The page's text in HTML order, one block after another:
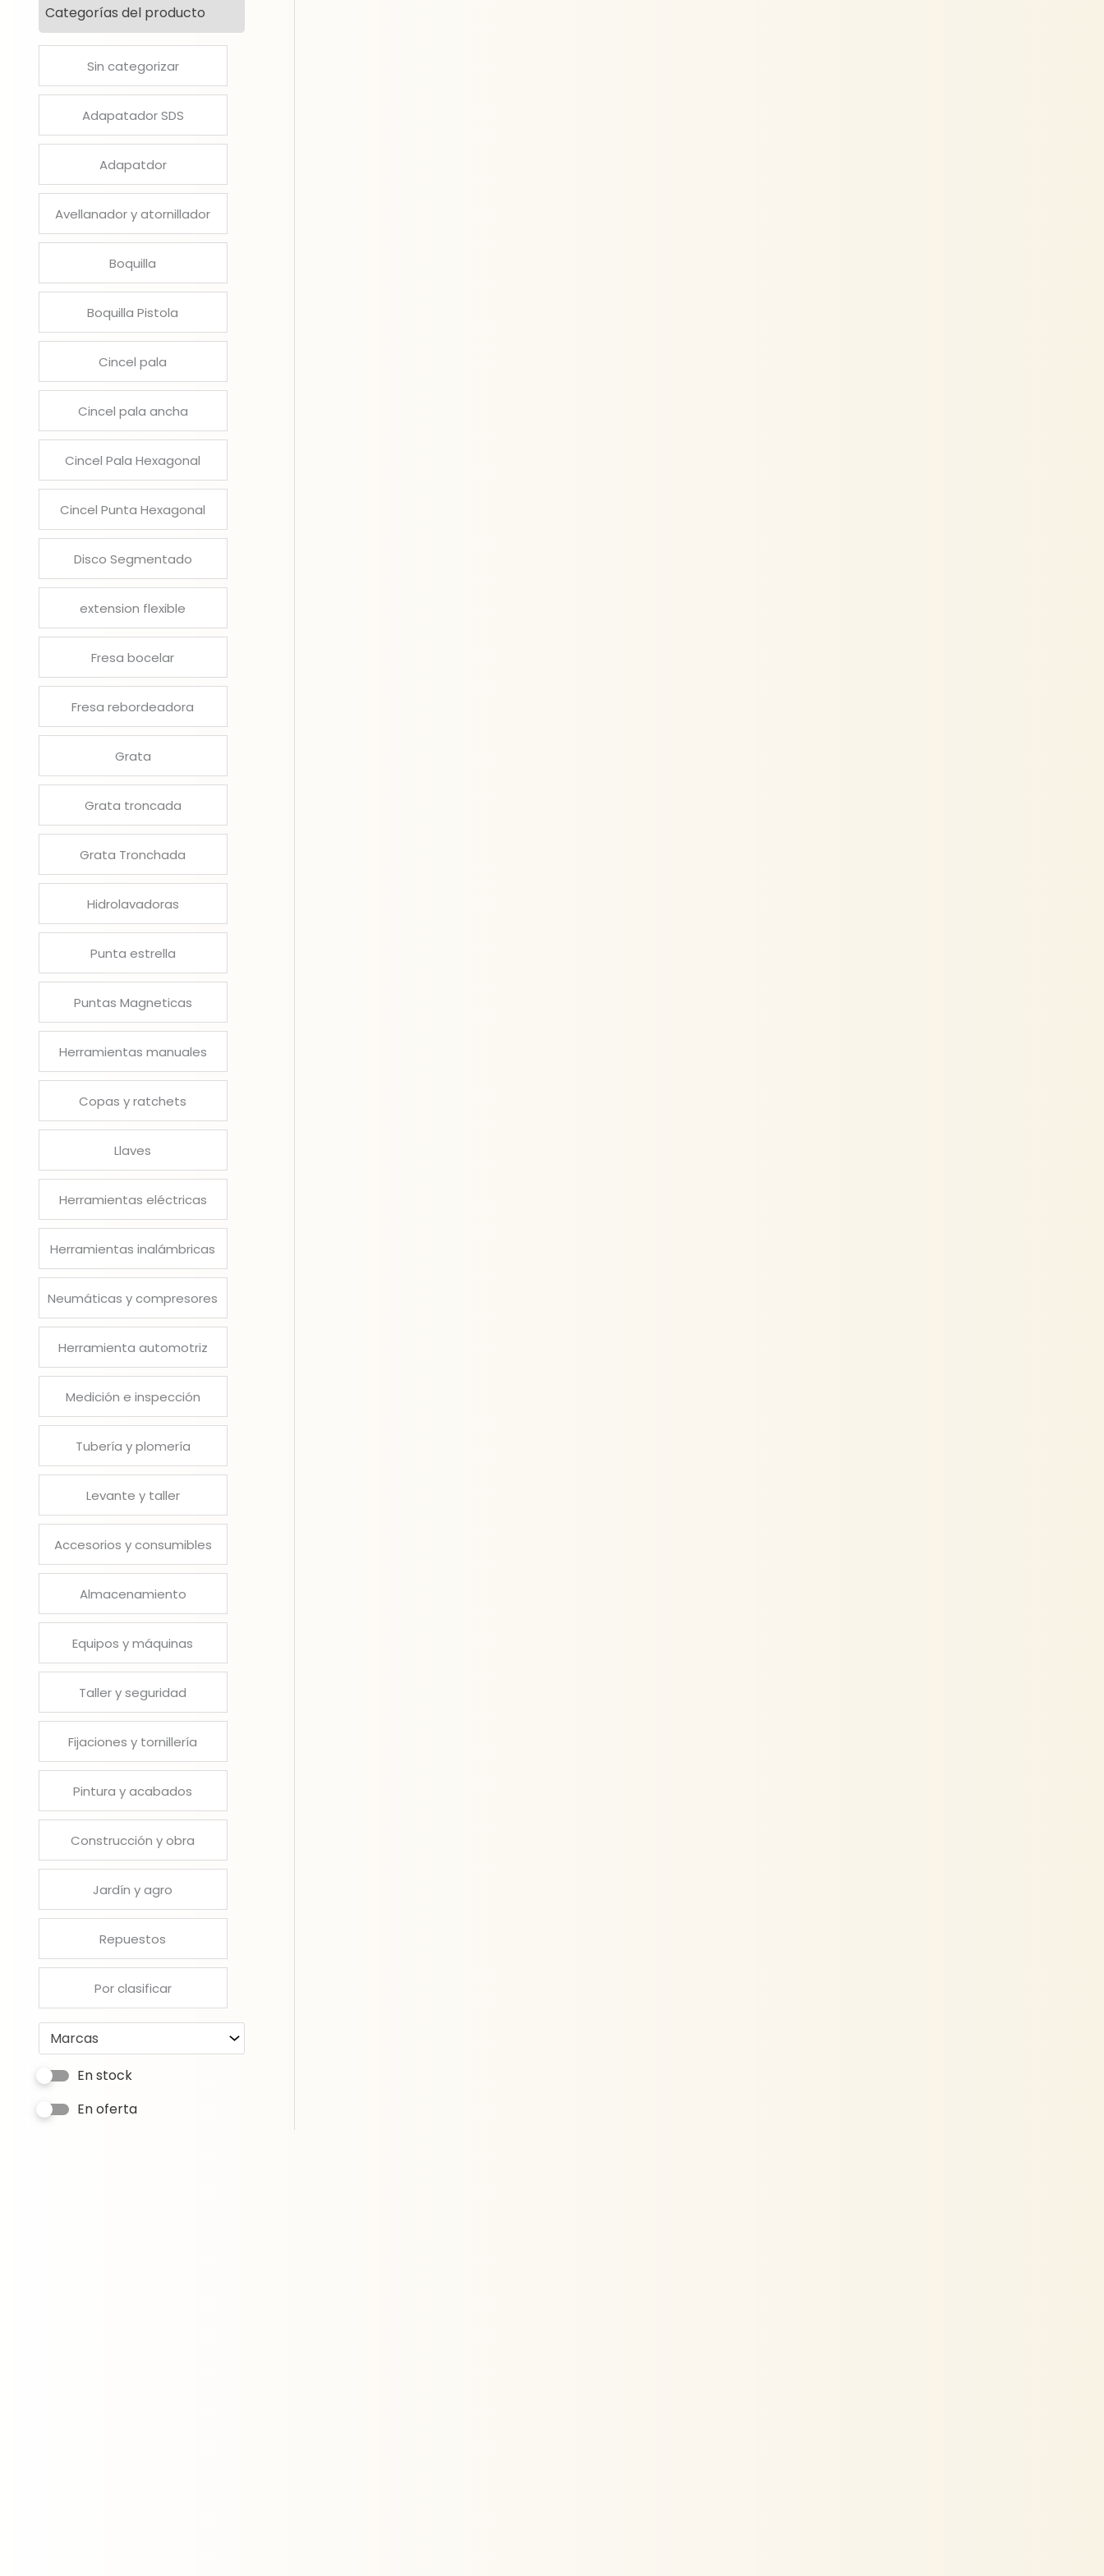
Categorías del producto
Sin categorizar
Adapatador SDS
Adapatdor
Avellanador y atornillador
Boquilla
Boquilla Pistola
Cincel pala
Cincel pala ancha
Cincel Pala Hexagonal
Cincel Punta Hexagonal
Disco Segmentado
extension flexible
Fresa bocelar
Fresa rebordeadora
Grata
Grata troncada
Grata Tronchada
Hidrolavadoras
Punta estrella
Puntas Magneticas
Herramientas manuales
Copas y ratchets
Llaves
Herramientas eléctricas
Herramientas inalámbricas
Neumáticas y compresores
Herramienta automotriz
Medición e inspección
Tubería y plomería
Levante y taller
Accesorios y consumibles
Almacenamiento
Equipos y máquinas
Taller y seguridad
Fijaciones y tornillería
Pintura y acabados
Construcción y obra
Jardín y agro
Repuestos
Por clasificar
Marcas
En stock
En oferta